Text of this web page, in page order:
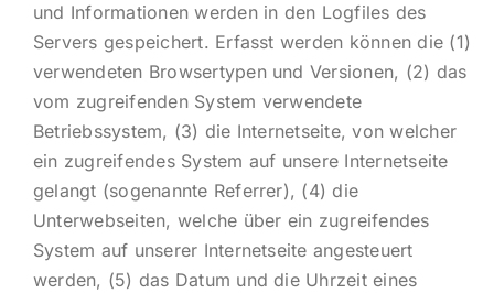
und Informationen werden in den Logfiles des
Servers gespeichert. Erfasst werden können die (1)
verwendeten Browsertypen und Versionen, (2) das
vom zugreifenden System verwendete
Betriebssystem, (3) die Internetseite, von welcher
ein zugreifendes System auf unsere Internetseite
gelangt (sogenannte Referrer), (4) die
Unterwebseiten, welche über ein zugreifendes
System auf unserer Internetseite angesteuert
werden, (5) das Datum und die Uhrzeit eines